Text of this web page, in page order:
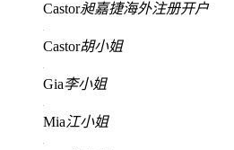
Castor昶嘉捷海外注册开户
Castor胡小姐
Gia李小姐
Mia江小姐